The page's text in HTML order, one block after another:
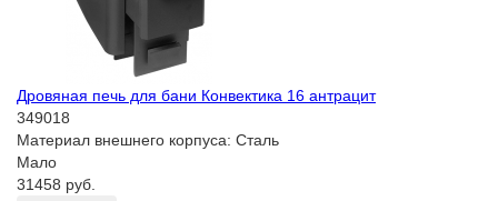
Дровяная печь для бани Конвектика 16 антрацит
349018
Материал внешнего корпуса: Сталь
Мало
31458 руб.